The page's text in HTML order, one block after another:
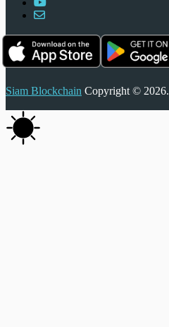
Siam Blockchain Copyright © 2026.